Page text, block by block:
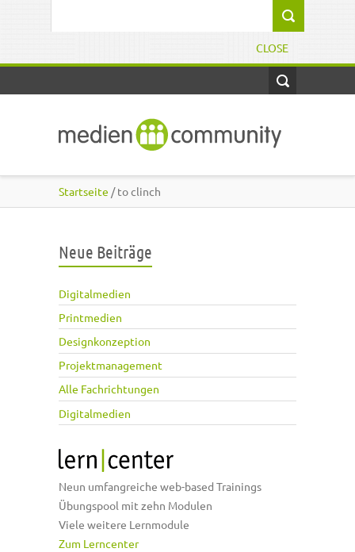
CLOSE
Startseite / to clinch
Neue Beiträge
Digitalmedien
Printmedien
Designkonzeption
Projektmanagement
Alle Fachrichtungen
Digitalmedien
Neun umfangreiche web-based Trainings
Übungspool mit zehn Modulen
Viele weitere Lernmodule
Zum Lerncenter